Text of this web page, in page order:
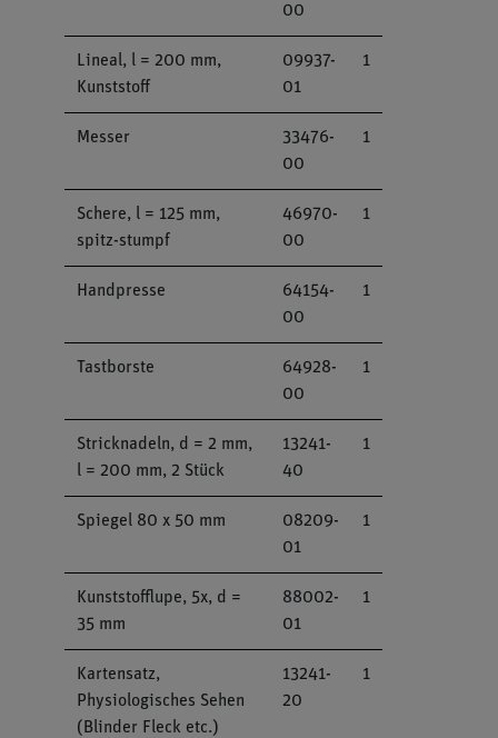
00
Lineal, l = 200 mm,
Kunststoff
09937-
01
1
Messer
33476-
00
1
Schere, l = 125 mm,
spitz-stumpf
46970-
00
1
Handpresse
64154-
00
1
Tastborste
64928-
00
1
Stricknadeln, d = 2 mm,
l = 200 mm, 2 Stück
13241-
40
1
Spiegel 80 x 50 mm
08209-
01
1
Kunststofflupe, 5x, d =
35 mm
88002-
01
1
Kartensatz,
Physiologisches Sehen
(Blinder Fleck etc.)
13241-
20
1